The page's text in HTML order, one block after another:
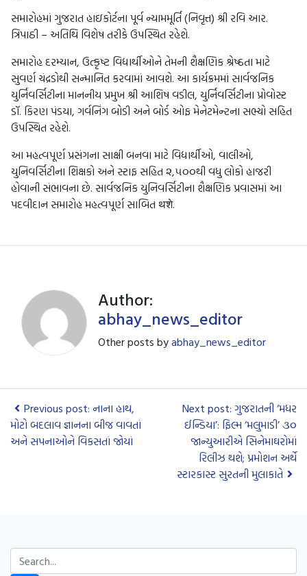
સમારોહમાં ગુજરાત હાઇકોર્ટના પૂર્વ ન્યામમૂર્તિ (નિવૃત્ત) શ્રી રવિ આર.
ત્રિપાઠી – અતિથિ વિશેષ તરીકે ઉપસ્થિત રહેશે.
સમારોહ દરમ્યાન, ઉત્કૃષ્ટ વિદ્યાર્થીઓને તેમની શૈક્ષણિક શ્રેષ્ઠતા માટે
સુવર્ણ ચંદ્રડોથી સન્માનિત કરવામાં આવશે. આ કાર્યક્રમમાં સાર્વજનિક
યુર્નિવર્સિટીના માનનીય પ્રમુખ શ્રી આશિષ વડીલ, યુર્નિવર્સિટીના પ્રોવોસ્ટ
ડૉ. કિરણ પંડયા, ગર્વનિંગ બોડી અને બોર્ડ ઓફ મેનેટમેન્ટના સભ્યો સહિત
ઉપસ્થિત રહેશે.
આ મહત્વપૂર્ણ પ્રસંગના સાક્ષી બનવા માટે વિદ્યાર્થીઓ, વાલીઓ,
યુનિવર્સિટીના શિક્ષકો અને સ્ટાફ સહિત ૨,૫૦૦થી વધુ લોકો હાજરી
હોવાની સંભાવના છે. સાર્વજનિક યુનિવર્સિટીના શૈક્ષણિક પ્રવાસમાં આ
પદવીદાન સમારોહ મહત્વપૂર્ણ સાબિત थशे.
Author:
abhay_news_editor
Other posts byabhay_news_editor
Previous post: નાના હાથ,
મોટો બદલાવ જ્ઞાનના બીજ વાવતાં
અને સપનાઓને વિકસતાં જોયાં
Next post: ગુજરાતની ‘મધર
ઈન્ડિયા’: ફિલ્મ ‘મલુમાડી’ ૩૦
જાન્યુઆરીએ સિનેમાઘરોમાં
રિલીઝ થશે; પ્રમોશન અર્થે
સ્ટારકાસ્ટ સુરતની મુલાકાતે